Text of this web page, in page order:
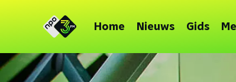
Home Nieuws Gids